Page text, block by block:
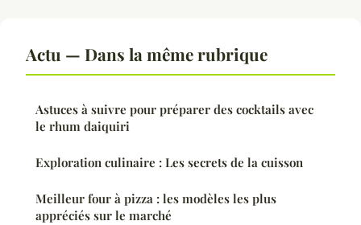
Actu — Dans la même rubrique
Astuces à suivre pour préparer des cocktails avec
le rhum daiquiri
Exploration culinaire : Les secrets de la cuisson
Meilleur four à pizza : les modèles les plus
appréciés sur le marché